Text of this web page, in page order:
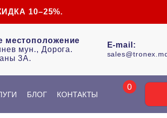
10–25%.
местоположение
мун., Дорога.
3A.
E-mail:
БЛОГ КОНТАКТЫ
0